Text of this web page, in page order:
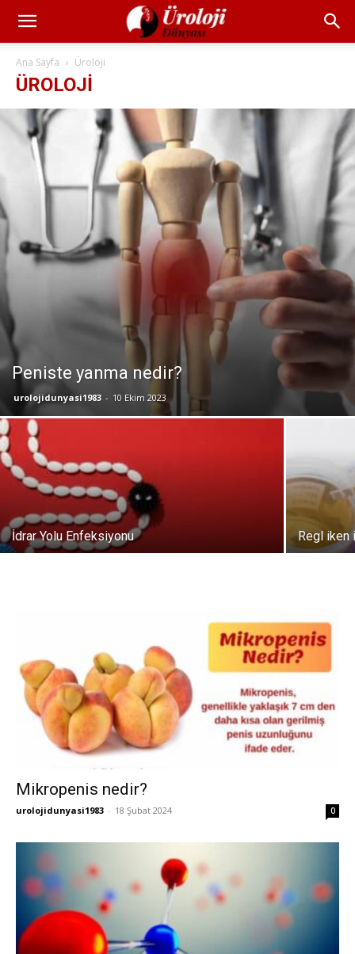
Ana Sayfa Üroloji
ÜROLOJI
Peniste yanma nedir?
urolojidunyasi1983 - 10 Ekim 2023
İdrar Yolu Enfeksiyonu Regl iken
Mikropenis nedir?
urolojidunyasi1983 - 18 Şubat 2024 0